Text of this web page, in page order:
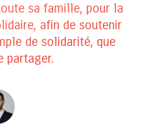
sa famille, pour la
afin de soutenir
de solidarité, que
partager.